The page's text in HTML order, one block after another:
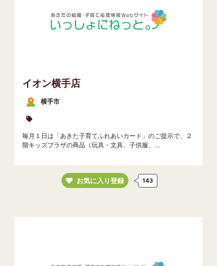
イオン横手店
横手市
毎月１日は「あきた子育てふれあいカード」のご提示で、２
階キッズプラザの商品（玩具・文具、子供服、...
お気に入り登録 143